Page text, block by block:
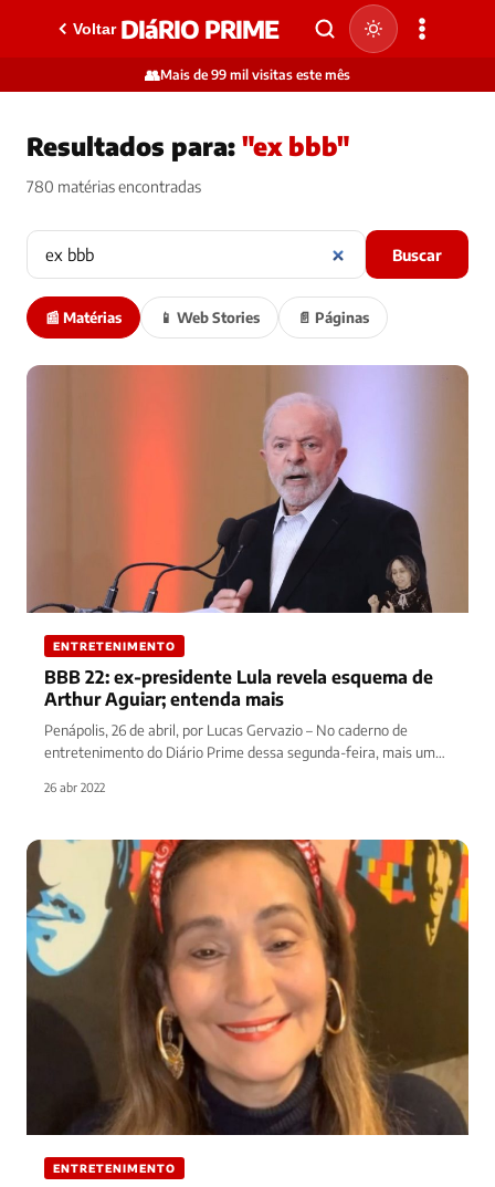
Voltar DIáRIO PRIME
👥Mais de 99 mil visitas este mês
Resultados para: "ex bbb"
780 matérias encontradas
Buscar
📰 Matérias 📱 Web Stories 📄 Páginas
ENTRETENIMENTO
BBB 22: ex-presidente Lula revela esquema de
Arthur Aguiar; entenda mais
Penápolis, 26 de abril, por Lucas Gervazio – No caderno de
entretenimento do Diário Prime dessa segunda-feira, mais uma
26 abr 2022
ENTRETENIMENTO